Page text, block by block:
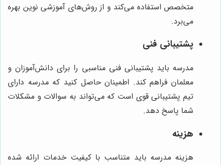
متخصص استفاده می‌کند و از روش‌های آموزشی نوین بهره
می‌برد.
پشتیبانی فنی
مدرسه باید پشتیبانی فنی مناسبی را برای دانش‌آموزان و
معلمان فراهم کند. اطمینان حاصل کنید که مدرسه دارای
تیم پشتیبانی قوی است که می‌تواند به سوالات و مشکلات
شما پاسخ دهد.
هزینه
هزینه مدرسه باید متناسب با کیفیت خدمات ارائه شده